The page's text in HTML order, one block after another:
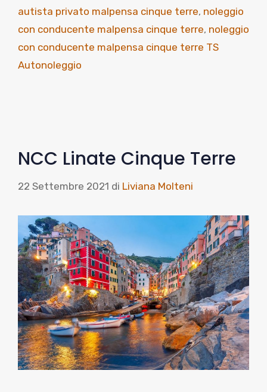
autista privato malpensa cinque terre, noleggio
con conducente malpensa cinque terre, noleggio
con conducente malpensa cinque terre TS
Autonoleggio
NCC Linate Cinque Terre
22 Settembre 2021 di Liviana Molteni